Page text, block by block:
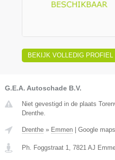
BEKIJK VOLLEDIG PROFIEL
G.E.A. Autoschade B.V.
Niet gevestigd in de plaats
Drenthe.
Drenthe » Emmen Google maps
Ph. Foggstraat 1, 7821 AJ